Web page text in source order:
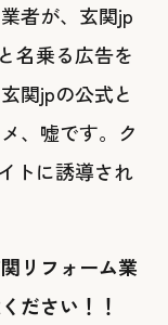
者が、玄関jp
名乗る広告を
関jpの公式と
、嘘です。ク
トに誘導され
リフォーム業
ださい！！